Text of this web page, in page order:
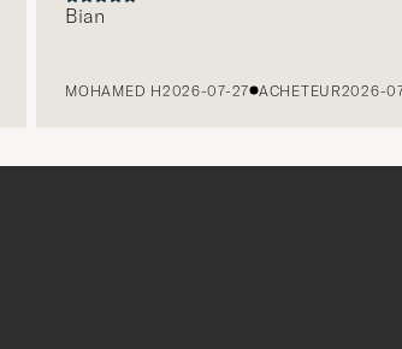
Bian
MOHAMED H 2026-07-27 ACHETEUR2026-07-